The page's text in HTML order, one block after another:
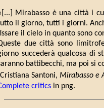
Mirabasso è una città i
il giorno, tutti i giorni.
il cielo in quanto sono
due città sono
succederà qualcosa di
battibecchi, ma poi si
Santoni, Mirabasso e
critics in png.